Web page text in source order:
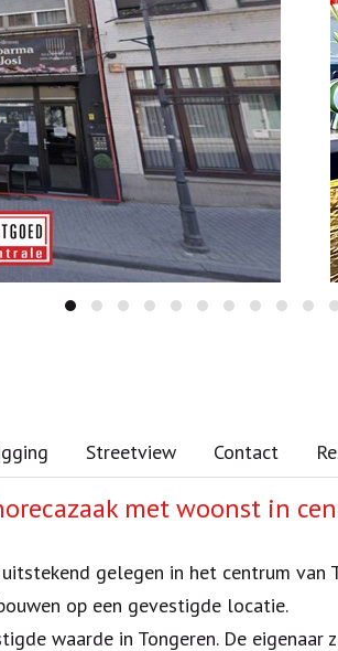
Streetview Contact
met woonst in
gelegen in het centrum
op een gevestigde locatie.
waarde in Tongeren. De